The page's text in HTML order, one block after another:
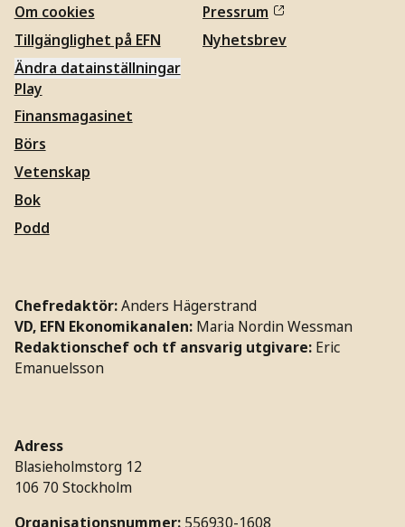
Om cookies
Tillgänglighet på EFN
Ändra datainställningar
Pressrum
Nyhetsbrev
Play
Finansmagasinet
Börs
Vetenskap
Bok
Podd
Chefredaktör:Anders Hägerstrand
VD, EFN Ekonomikanalen: Maria Nordin Wessman
Redaktionschef och tf ansvarig utgivare: Eric
Emanuelsson
Adress
Blasieholmstorg 12
106 70 Stockholm
Organisationsnummer: 556930-1608